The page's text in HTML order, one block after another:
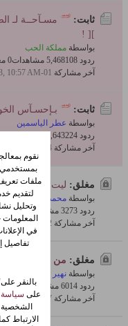
ثابت:
مسـآحــة لـ
][ !
بواسطة مملكة الحب
ردود 108
5,468 مشاهدات
0 معجبون
آخر مشاركة 01-Feb-2013, 10:57 AM
ثابت: بـإحسـآس
بواسطة عطر الياسمين
ردود 224
9,643 مشاهدات
آخر مشاركة 04-Sep-2012, 01:27 AM
مغلق: ليت الاماني
بواسطة محمد العاني
ردود 3
327 مشاهدات
0 معجبون
آخر مشاركة 02-Oct-2011, 04:58 PM
مغلق: من قلمي الخاص
بواسطة نهير
ردود 4
601 مشاهدات
0 معجبون
آخر مشاركة 17-Sep-2011, 11:20 PM
نقوم
بمستخدمي
ملفات تعريف
لتقديم
وتحليل
في
تفاصيل
بالنقر
على
الارتباط